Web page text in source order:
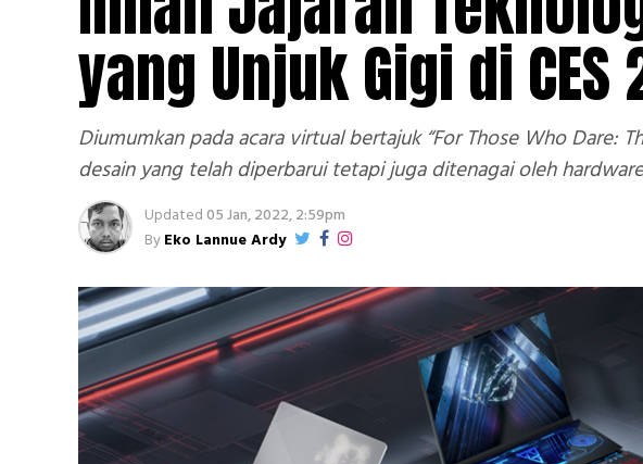
yang Unjuk Gigi di CES
Diumumkan pada acara virtual bertajuk “For Those Who Dare:
desain yang telah diperbarui tetapi juga ditenagai oleh
Updated05 Jan, 2022, 2:59pm
ByEko Lannue Ardy